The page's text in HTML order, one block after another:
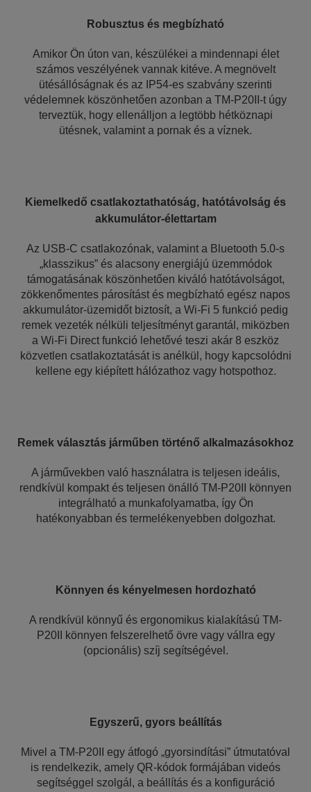
Robusztus és megbízható
Amikor Ön úton van, készülékei a mindennapi élet
számos veszélyének vannak kitéve. A megnövelt
ütésállóságnak és az IP54-es szabvány szerinti
védelemnek köszönhetően azonban a TM-P20II-t úgy
terveztük, hogy ellenálljon a legtöbb hétköznapi
ütésnek, valamint a pornak és a víznek.
Kiemelkedő csatlakoztathatóság, hatótávolság és
akkumulátor-élettartam
Az USB-C csatlakozónak, valamint a Bluetooth 5.0-s
„klasszikus” és alacsony energiájú üzemmódok
támogatásának köszönhetően kiváló hatótávolságot,
zökkenőmentes párosítást és megbízható egész napos
akkumulátor-üzemidőt biztosít, a Wi-Fi 5 funkció pedig
remek vezeték nélküli teljesítményt garantál, miközben
a Wi-Fi Direct funkció lehetővé teszi akár 8 eszköz
közvetlen csatlakoztatását is anélkül, hogy kapcsolódni
kellene egy kiépített hálózathoz vagy hotspothoz.
Remek választás járműben történő alkalmazásokhoz
A járművekben való használatra is teljesen ideális,
rendkívül kompakt és teljesen önálló TM-P20II könnyen
integrálható a munkafolyamatba, így Ön
hatékonyabban és termelékenyebben dolgozhat.
Könnyen és kényelmesen hordozható
A rendkívül könnyű és ergonomikus kialakítású TM-
P20II könnyen felszerelhető övre vagy vállra egy
(opcionális) szíj segítségével.
Egyszerű, gyors beállítás
Mivel a TM-P20II egy átfogó „gyorsindítási” útmutatóval
is rendelkezik, amely QR-kódok formájában videós
segítséggel szolgál, a beállítás és a konfiguráció